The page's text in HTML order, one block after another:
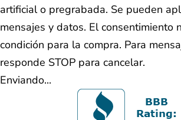
artificial o pregrabada. Se pueden
mensajes y datos. El consentimiento
condición para la compra. Para
responde STOP para cancelar.
Enviando...